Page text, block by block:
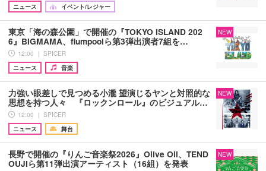
ニュース
イベント/レジャー
東京「海の森公園」で開催の『TOKYO ISLAND 202
6』BIGMAMA、flumpoolら第3弾出演者7組を…
12:00 ｜ SPICER
ニュース
音楽
NEW
力強い眼差しで見つめる小瀧 望演じるヤンと対照的な
思想を持つ人々 『ロックンロール』のビジュアル…
12:00 ｜ SPICER
ニュース
舞台
NEW
長野で開催の『りんご音楽祭2026』Olive Oil、TEND
OUJIら第11弾出演アーティスト（16組）を発表
NEW